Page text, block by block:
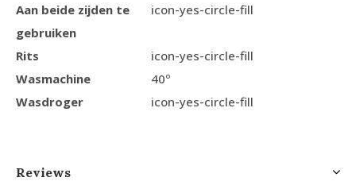
Aan beide zijden te
gebruiken
icon-yes-circle-fill
Rits
icon-yes-circle-fill
Wasmachine
40º
Wasdroger
icon-yes-circle-fill
Reviews